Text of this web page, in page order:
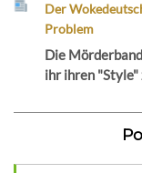
Der
Problem
Die
ihr ihren "Style"